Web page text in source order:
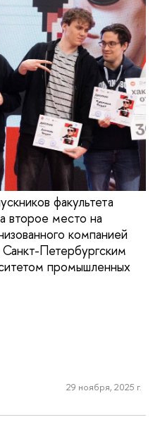
факультета
второе место на
компанией
Петербургским
промышленных
29 ноября, 2025 г.